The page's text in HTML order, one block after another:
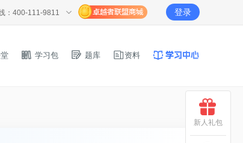
：400-111-9811 登录
学习包 题库 资料
新人礼包